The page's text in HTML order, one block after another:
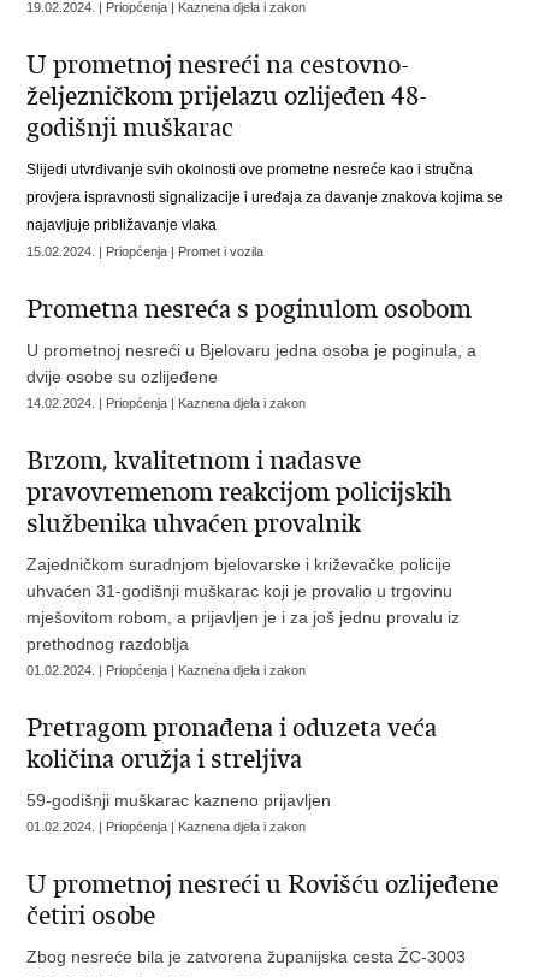
19.02.2024. | Priopćenja | Kaznena djela i zakon
U prometnoj nesreći na cestovno-
željezničkom prijelazu ozlijeđen 48-
godišnji muškarac
Slijedi utvrđivanje svih okolnosti ove prometne nesreće kao i stručna
provjera ispravnosti signalizacije i uređaja za davanje znakova kojima se
najavljuje približavanje vlaka
15.02.2024. | Priopćenja | Promet i vozila
Prometna nesreća s poginulom osobom
U prometnoj nesreći u Bjelovaru jedna osoba je poginula, a
dvije osobe su ozlijeđene
14.02.2024. | Priopćenja | Kaznena djela i zakon
Brzom, kvalitetnom i nadasve
pravovremenom reakcijom policijskih
službenika uhvaćen provalnik
Zajedničkom suradnjom bjelovarske i križevačke policije
uhvaćen 31-godišnji muškarac koji je provalio u trgovinu
mješovitom robom, a prijavljen je i za još jednu provalu iz
prethodnog razdoblja
01.02.2024. | Priopćenja | Kaznena djela i zakon
Pretragom pronađena i oduzeta veća
količina oružja i streljiva
59-godišnji muškarac kazneno prijavljen
01.02.2024. | Priopćenja | Kaznena djela i zakon
U prometnoj nesreći u Rovišću ozlijeđene
četiri osobe
Zbog nesreće bila je zatvorena županijska cesta ŽC-3003